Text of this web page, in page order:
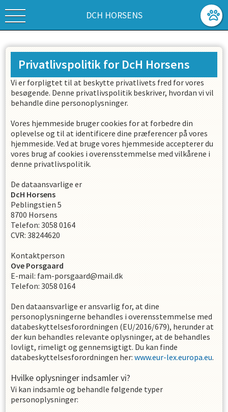
DCH HORSENS
Privatlivspolitik for DcH Horsens
Vi er forpligtet til at beskytte privatlivets fred for vores
besøgende. Denne privatlivspolitik beskriver, hvordan vi vil
behandle dine personoplysninger.
Vores hjemmeside bruger cookies for at forbedre din
oplevelse og til at identificere dine præferencer på vores
hjemmeside. Ved at bruge vores hjemmeside accepterer du
vores brug af cookies i overensstemmelse med vilkårene i
denne privatlivspolitik.
De dataansvarlige er
DcH Horsens
Peblingstien 5
8700 Horsens
Telefon: 3058 0164
CVR: 38244620
Kontaktperson
Ove Porsgaard
E-mail: fam-porsgaard@mail.dk
Telefon: 3058 0164
Den dataansvarlige er ansvarlig for, at dine
personoplysningerne behandles i overensstemmelse med
databeskyttelsesforordningen (EU/2016/679), herunder at
der kun behandles relevante oplysninger, at de behandles
lovligt, rimeligt og gennemsigtigt. Du kan finde
databeskyttelsesforordningen her: www.eur-lex.europa.eu.
Hvilke oplysninger indsamler vi?
Vi kan indsamle og behandle følgende typer
personoplysninger: